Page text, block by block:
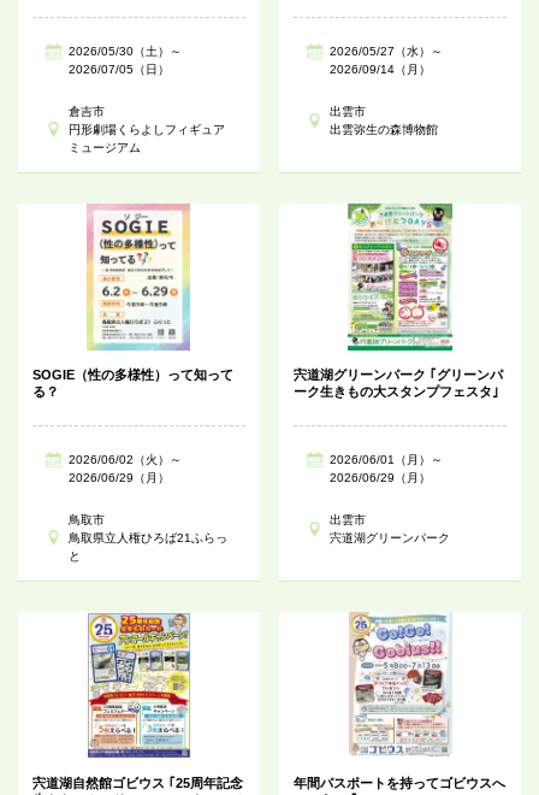
2026/05/30（土）～
2026/07/05（日）
倉吉市
円形劇場くらよしフィギュア
ミュージアム
2026/05/27（水）～
2026/09/14（月）
出雲市
出雲弥生の森博物館
SOGIE（性の多様性）って知って
る？
2026/06/02（火）～
2026/06/29（月）
鳥取市
鳥取県立人権ひろば21ふらっ
と
宍道湖グリーンパーク ｢グリーンパ
ーク生きもの大スタンプフェスタ｣
2026/06/01（月）～
2026/06/29（月）
出雲市
宍道湖グリーンパーク
宍道湖自然館ゴビウス ｢25周年記念
年間パスポートを持ってゴビウスへ